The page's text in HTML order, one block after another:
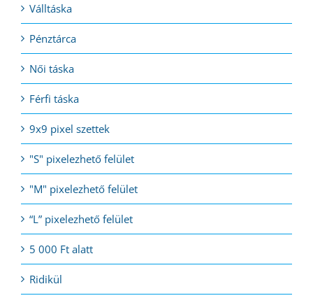
Válltáska
Pénztárca
Női táska
Férfi táska
9x9 pixel szettek
"S" pixelezhető felület
"M" pixelezhető felület
“L” pixelezhető felület
5 000 Ft alatt
Ridikül